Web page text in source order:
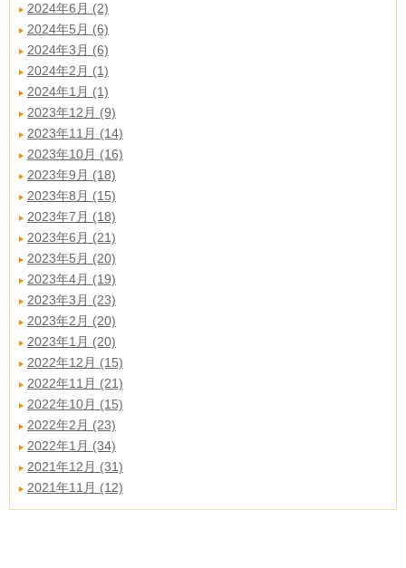
2024年6月 (2)
2024年5月 (6)
2024年3月 (6)
2024年2月 (1)
2024年1月 (1)
2023年12月 (9)
2023年11月 (14)
2023年10月 (16)
2023年9月 (18)
2023年8月 (15)
2023年7月 (18)
2023年6月 (21)
2023年5月 (20)
2023年4月 (19)
2023年3月 (23)
2023年2月 (20)
2023年1月 (20)
2022年12月 (15)
2022年11月 (21)
2022年10月 (15)
2022年2月 (23)
2022年1月 (34)
2021年12月 (31)
2021年11月 (12)